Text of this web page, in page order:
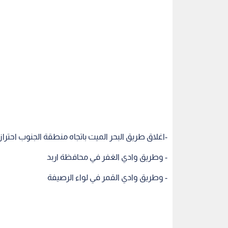
-اغلاق طريق البحر الميت باتجاه منطقة الجنوب
- وطريق وادي الغفر في محافظة اربد
- وطريق وادي القمر في لواء الرصيفة